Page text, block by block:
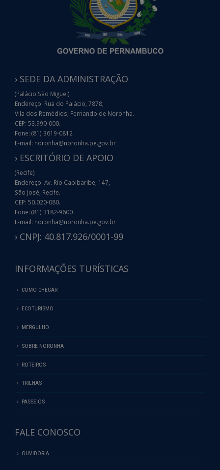
› SEDE DA ADMINISTRAÇÃO
(Palácio São Miguel)
Endereço: Rua do Palácio, 7878,
Vila dos Remédios, Fernando de Noronha.
CEP: 53.990-000.
Fone: (81) 3619-0812
E-mail: noronha@noronha.pe.gov.br
› ESCRITÓRIO DE APOIO
(Recife)
Endereço: Av. Rio Capibaribe, 147,
São José, Recife.
CEP: 50.020-080.
Fone: (81) 3182-9600
E-mail: noronha@noronha.pe.gov.br
› CNPJ: 40.817.926/0001-99
INFORMAÇÕES TURÍSTICAS
COMO CHEGAR
ECOTURISMO
MERGULHO
SOBRE NORONHA
ROTEIROS
TRILHAS
PASSEIOS
FALE CONOSCO
OUVIDORIA